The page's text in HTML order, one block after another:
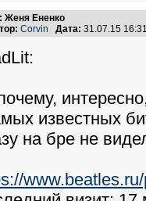
Женя Ененко
Corvin Дата: 31.07.15
известных
на бре не